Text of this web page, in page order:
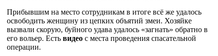
Прибывшим на место сотрудникам в итоге всё же удалось
освободить женщину из цепких объятий змеи. Хозяйке
вызвали скорую, буйного удава удалось «загнать» обратно в
его вольер. Есть видео с места проведения спасательной
операции.